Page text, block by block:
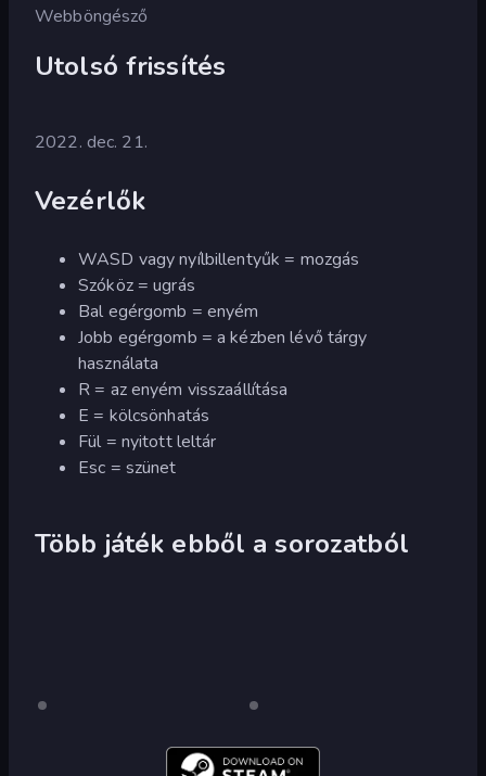
Webböngésző
Utolsó frissítés
2022. dec. 21.
Vezérlők
WASD vagy nyílbillentyűk = mozgás
Szóköz = ugrás
Bal egérgomb = enyém
Jobb egérgomb = a kézben lévő tárgy
használata
R = az enyém visszaállítása
E = kölcsönhatás
Fül = nyitott leltár
Esc = szünet
Több játék ebből a sorozatból
Haste-
Csak
Haste-
Miner
2
Csak
számítógép